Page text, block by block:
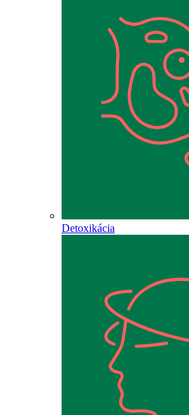
Detoxikácia